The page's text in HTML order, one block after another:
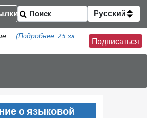
Русский
(Подробнее: 25 за
Подписаться
о языковой